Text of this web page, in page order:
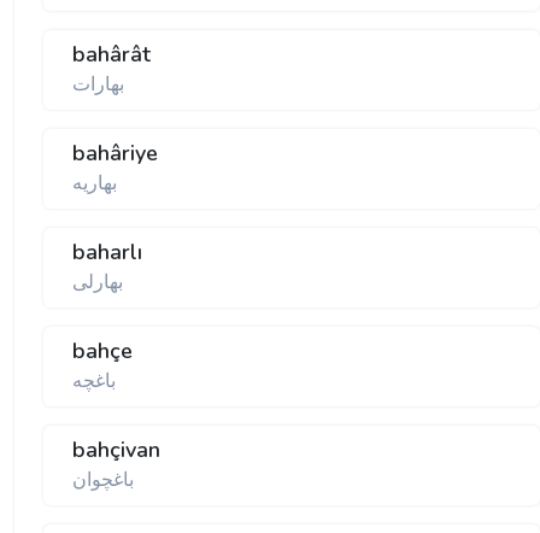
bahârât
بهارات
bahâriye
بهاریه
baharlı
بهارلی
bahçe
باغچه
bahçivan
باغچوان